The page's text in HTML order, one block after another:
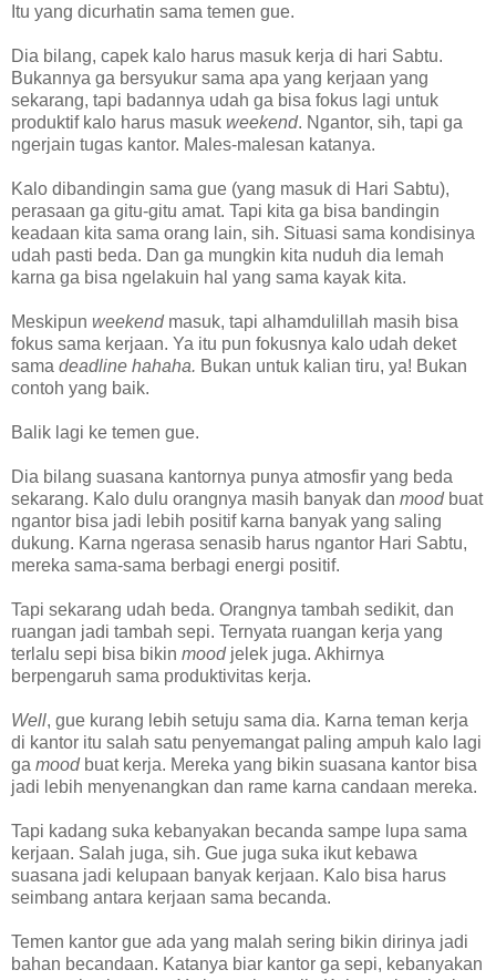
Itu yang dicurhatin sama temen gue.
Dia bilang, capek kalo harus masuk kerja di hari Sabtu.
Bukannya ga bersyukur sama apa yang kerjaan yang
sekarang, tapi badannya udah ga bisa fokus lagi untuk
produktif kalo harus masuk weekend. Ngantor, sih, tapi ga
ngerjain tugas kantor. Males-malesan katanya.
Kalo dibandingin sama gue (yang masuk di Hari Sabtu),
perasaan ga gitu-gitu amat. Tapi kita ga bisa bandingin
keadaan kita sama orang lain, sih. Situasi sama kondisinya
udah pasti beda. Dan ga mungkin kita nuduh dia lemah
karna ga bisa ngelakuin hal yang sama kayak kita.
Meskipun weekend masuk, tapi alhamdulillah masih bisa
fokus sama kerjaan. Ya itu pun fokusnya kalo udah deket
sama deadline hahaha. Bukan untuk kalian tiru, ya! Bukan
contoh yang baik.
Balik lagi ke temen gue.
Dia bilang suasana kantornya punya atmosfir yang beda
sekarang. Kalo dulu orangnya masih banyak dan mood buat
ngantor bisa jadi lebih positif karna banyak yang saling
dukung. Karna ngerasa senasib harus ngantor Hari Sabtu,
mereka sama-sama berbagi energi positif.
Tapi sekarang udah beda. Orangnya tambah sedikit, dan
ruangan jadi tambah sepi. Ternyata ruangan kerja yang
terlalu sepi bisa bikin mood jelek juga. Akhirnya
berpengaruh sama produktivitas kerja.
Well, gue kurang lebih setuju sama dia. Karna teman kerja
di kantor itu salah satu penyemangat paling ampuh kalo lagi
ga mood buat kerja. Mereka yang bikin suasana kantor bisa
jadi lebih menyenangkan dan rame karna candaan mereka.
Tapi kadang suka kebanyakan becanda sampe lupa sama
kerjaan. Salah juga, sih. Gue juga suka ikut kebawa
suasana jadi kelupaan banyak kerjaan. Kalo bisa harus
seimbang antara kerjaan sama becanda.
Temen kantor gue ada yang malah sering bikin dirinya jadi
bahan becandaan. Katanya biar kantor ga sepi, kebanyakan